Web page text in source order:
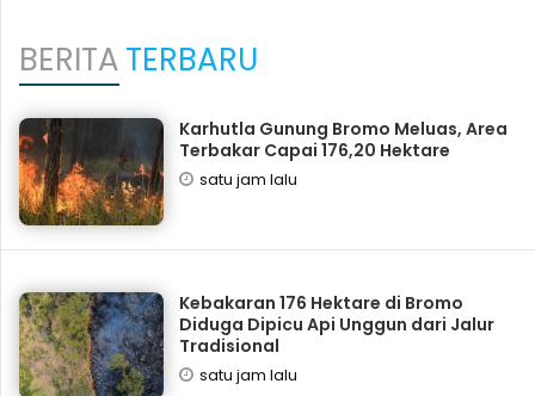
BERITATERBARU
Karhutla Gunung Bromo Meluas, Area
Terbakar Capai 176,20 Hektare
satu jam lalu
Kebakaran 176 Hektare di Bromo
Diduga Dipicu Api Unggun dari Jalur
Tradisional
satu jam lalu